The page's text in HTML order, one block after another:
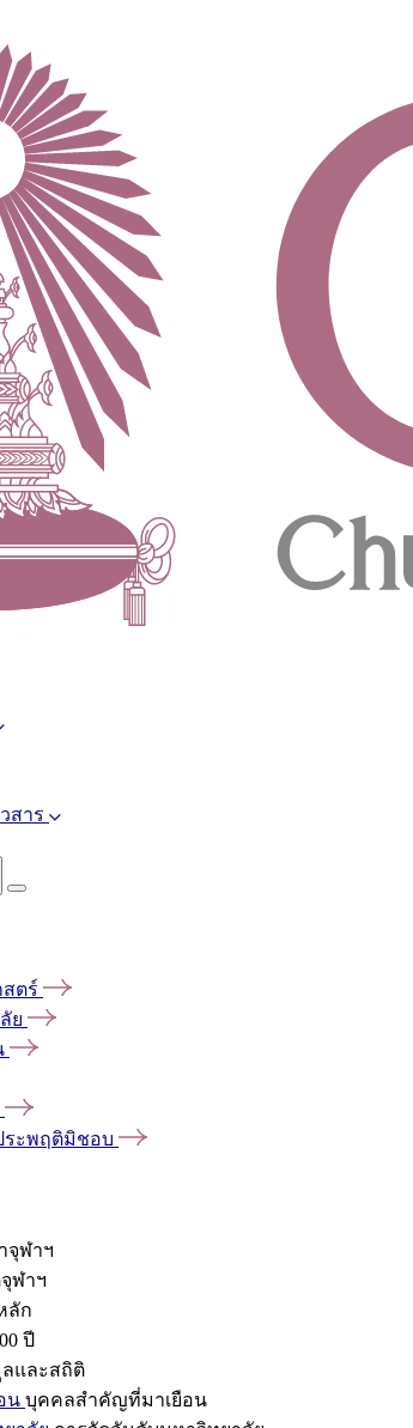
สาร
ตร์
ย
ระพฤติมิชอบ
จุฬาฯ
ฬาฯ
ลัก
ปี
และสถิติ
น บุคคลสำคัญที่มาเยือน